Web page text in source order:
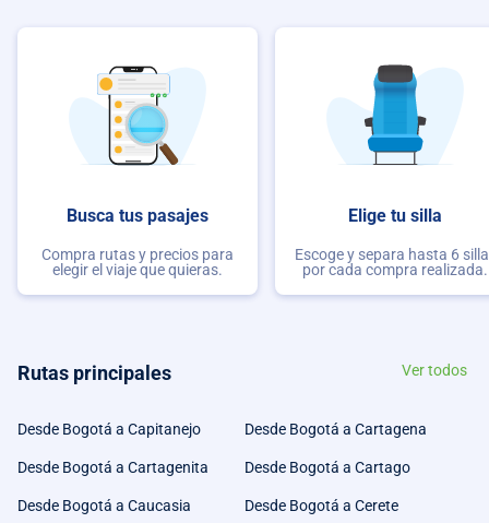
Busca tus pasajes
Compra rutas y precios para
elegir el viaje que quieras.
Elige tu silla
Escoge y separa hasta 6
por cada compra realizada.
Rutas principales Ver todos
Desde Bogotá a Capitanejo Desde Bogotá a Cartagena
Desde Bogotá a Cartagenita Desde Bogotá a Cartago
Desde Bogotá a Caucasia Desde Bogotá a Cerete